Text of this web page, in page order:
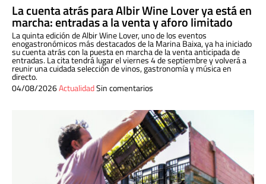
La cuenta atrás para Albir Wine Lover ya está en
marcha: entradas a la venta y aforo limitado
La quinta edición de Albir Wine Lover, uno de los eventos
enogastronómicos más destacados de la Marina Baixa, ya ha iniciado
su cuenta atrás con la puesta en marcha de la venta anticipada de
entradas. La cita tendrá lugar el viernes 4 de septiembre y volverá a
reunir una cuidada selección de vinos, gastronomía y música en
directo.
04/08/2026ActualidadSin comentarios